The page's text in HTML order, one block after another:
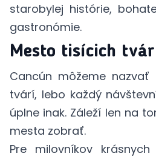
starobylej histórie,
gastronómie.
Mesto tisícich
Cancún môžeme
tvárí, lebo každý
úplne inak. Záleží len na
mesta zobrať.
Pre milovníkov